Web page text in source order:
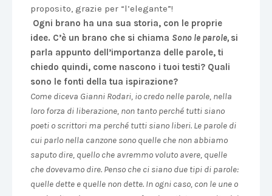
proposito, grazie per “l’elegante”!
Ogni brano ha una sua storia, con le proprie
idee. C’è un brano che si chiama Sono le parole, si
parla appunto dell’importanza delle parole, ti
chiedo quindi, come nascono i tuoi testi? Quali
sono le fonti della tua ispirazione?
Come diceva Gianni Rodari, io credo nelle parole, nella
loro forza di liberazione, non tanto perché tutti siano
poeti o scrittori ma perché tutti siano liberi. Le parole di
cui parlo nella canzone sono quelle che non abbiamo
saputo dire, quello che avremmo voluto avere, quelle
che dovevamo dire. Penso che ci siano due tipi di parole:
quelle dette e quelle non dette. In ogni caso, con le une o